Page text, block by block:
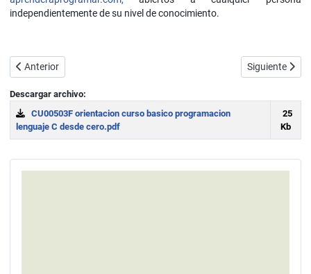
independientemente de su nivel de conocimiento.
Artículo anterior: Indice del tutorial "Curso básico de programación
Anterior Artículo
Siguiente
Descargar archivo:
CU00503F orientacion curso basico programacion
lenguaje C desde cero.pdf
25
Kb